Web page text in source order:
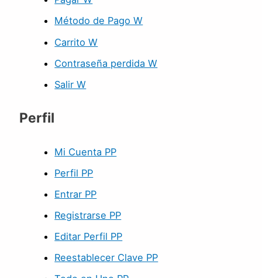
Método de Pago W
Carrito W
Contraseña perdida W
Salir W
Perfil
Mi Cuenta PP
Perfil PP
Entrar PP
Registrarse PP
Editar Perfil PP
Reestablecer Clave PP